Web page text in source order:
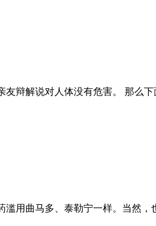
辩解说对人体没有危害。 那么
用曲马多、泰勒宁一样。当然